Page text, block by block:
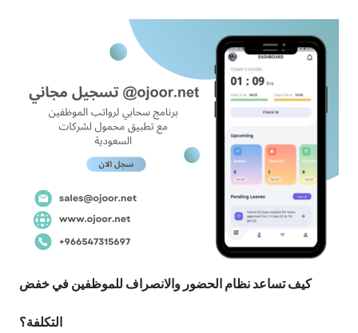
كيف تساعد نظام الحضور والانصراف للموظفين في خفض
التكلفة؟